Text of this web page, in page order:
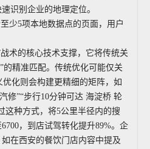
识别企业的地理定位。
少5项本地数据点的页面，用户
术的核心技术支撑，它将传统关
的精准匹配。传统优化可能仅关
优化则会构建更精细的矩阵，如
修”“步行10分钟可达 海淀桥 轮
这种方式，将5公里半径内的搜
，到店试驾转化提升89%。企
在西安的餐饮门店内容中提及